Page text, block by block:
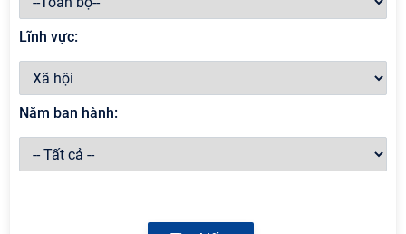
Lĩnh vực:
Năm ban hành: